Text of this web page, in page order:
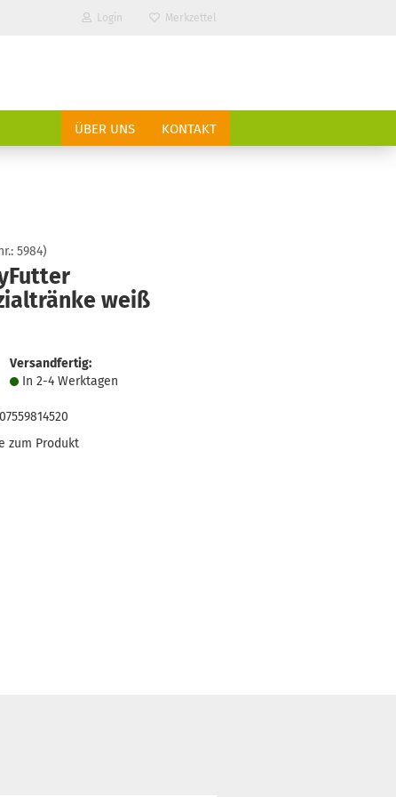
Login Merkzettel
ÜBER UNS KONTAKT
5984)
weiß
Versandfertig:
In 2-4 Werktagen
zum Produkt